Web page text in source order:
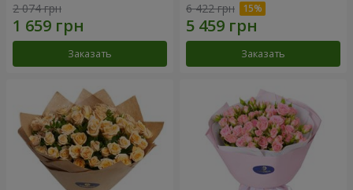
2 074 грн
Заказать
6 422 грн
Заказать